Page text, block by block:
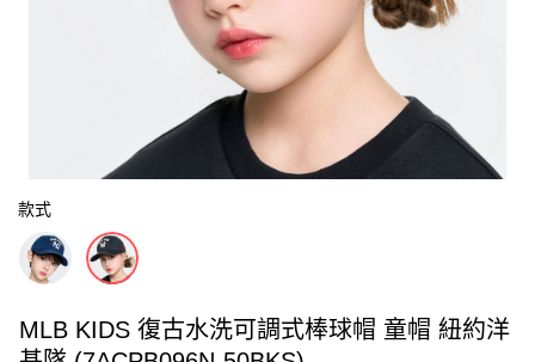
款式
MLB KIDS 復古水洗可調式棒球帽 童帽 紐約洋